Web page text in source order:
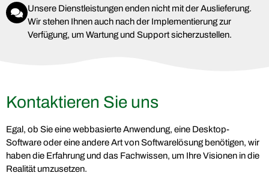
Unsere Dienstleistungen enden nicht mit der Auslieferung.
Wir stehen Ihnen auch nach der Implementierung zur
Verfügung, um Wartung und Support sicherzustellen.
Kontaktieren Sie uns
Egal, ob Sie eine webbasierte Anwendung, eine Desktop-
Software oder eine andere Art von Softwarelösung benötigen, wir
haben die Erfahrung und das Fachwissen, um Ihre Visionen in die
Realität umzusetzen.